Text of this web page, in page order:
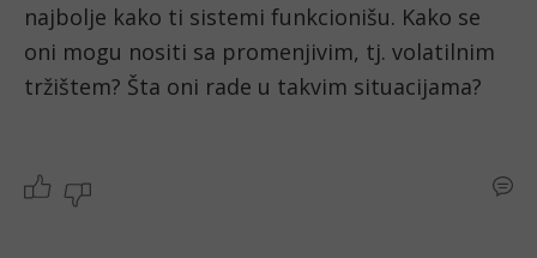
najbolje kako ti sistemi funkcionišu. Kako se
oni mogu nositi sa promenjivim, tj. volatilnim
tržištem? Šta oni rade u takvim situacijama?